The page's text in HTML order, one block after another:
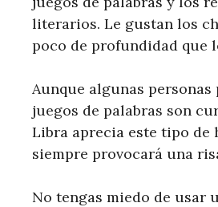
literarios. Le gustan los
poco de profundidad que
Aunque algunas personas
juegos de palabras son
Libra aprecia este tipo de
siempre provocará una
No tengas miedo de usar